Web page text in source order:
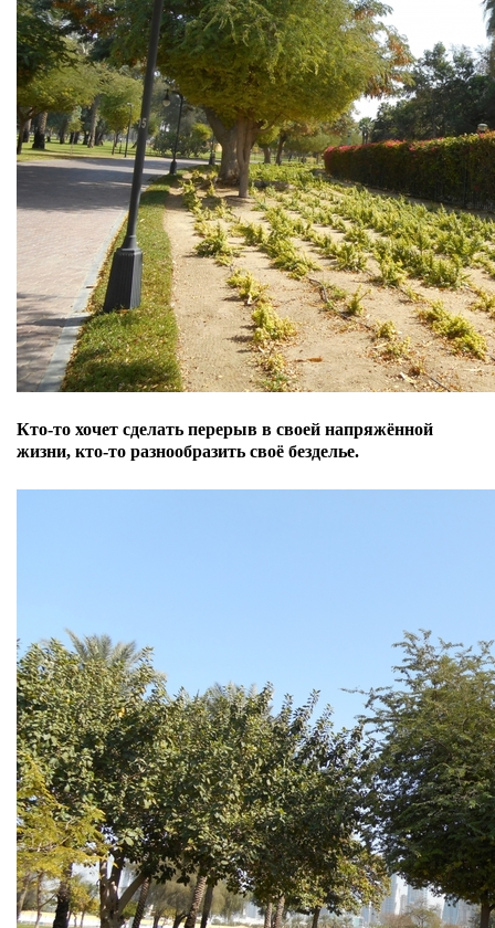
Кто-то хочет сделать перерыв в своей напряжённой
жизни, кто-то разнообразить своё безделье.